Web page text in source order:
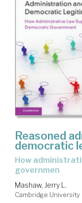
Reasoned
democratic
how administrative Law supports democratic
governmen
Mashaw, Jerry L.
Cambridge University